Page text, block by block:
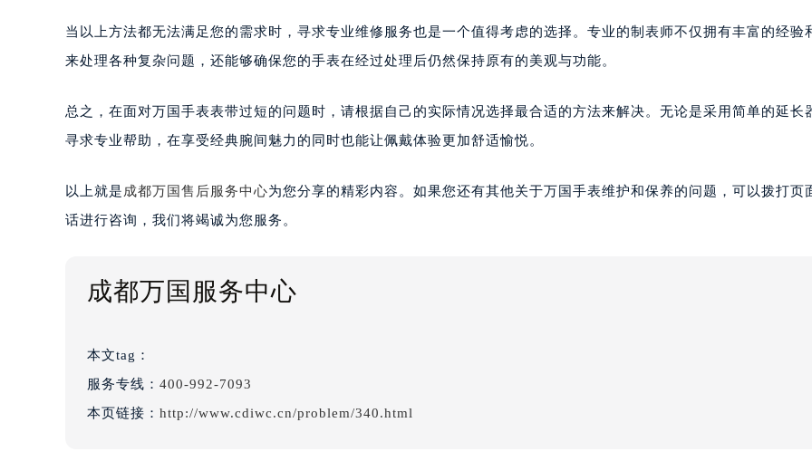
当以上方法都无法满足您的需求时，寻求专业维修服务也是一个值得考虑的选择。专业的制表师不仅拥有丰富的经验
来处理各种复杂问题，还能够确保您的手表在经过处理后仍然保持原有的美观与功能。
总之，在面对万国手表表带过短的问题时，请根据自己的实际情况选择最合适的方法来解决。无论是采用简单的延长
寻求专业帮助，在享受经典腕间魅力的同时也能让佩戴体验更加舒适愉悦。
以上就是 成都万国售后服务中心为您分享的精彩内容。如果您还有其他关于万国手表维护和保养的问题，可以拨打页
话进行咨询，我们将竭诚为您服务。
成都万国服务中心
本文tag：
服务专线： 400-992-7093
本页链接： http://www.cdiwc.cn/problem/340.html